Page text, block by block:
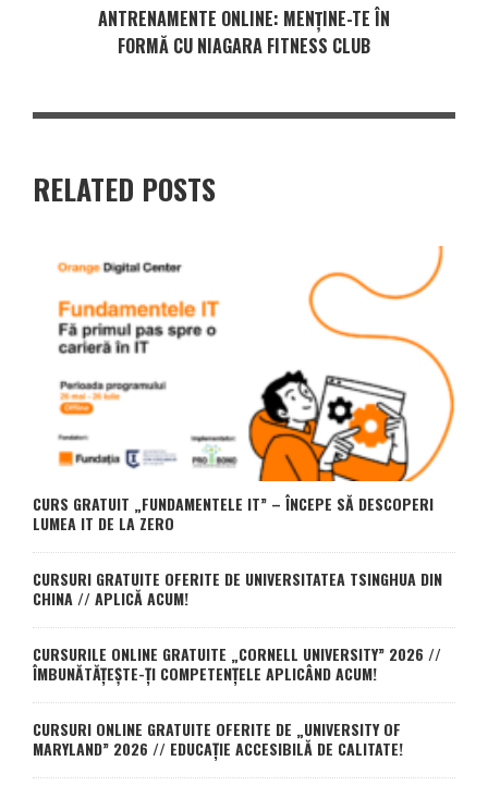
ANTRENAMENTE ONLINE: MENȚINE-TE ÎN
FORMĂ CU NIAGARA FITNESS CLUB
RELATED POSTS
CURS GRATUIT „FUNDAMENTELE IT” – ÎNCEPE SĂ DESCOPERI
LUMEA IT DE LA ZERO
CURSURI GRATUITE OFERITE DE UNIVERSITATEA TSINGHUA DIN
CHINA // APLICĂ ACUM!
CURSURILE ONLINE GRATUITE „CORNELL UNIVERSITY” 2026 //
ÎMBUNĂTĂȚEȘTE-ȚI COMPETENȚELE APLICÂND ACUM!
CURSURI ONLINE GRATUITE OFERITE DE „UNIVERSITY OF
MARYLAND” 2026 // EDUCAȚIE ACCESIBILĂ DE CALITATE!